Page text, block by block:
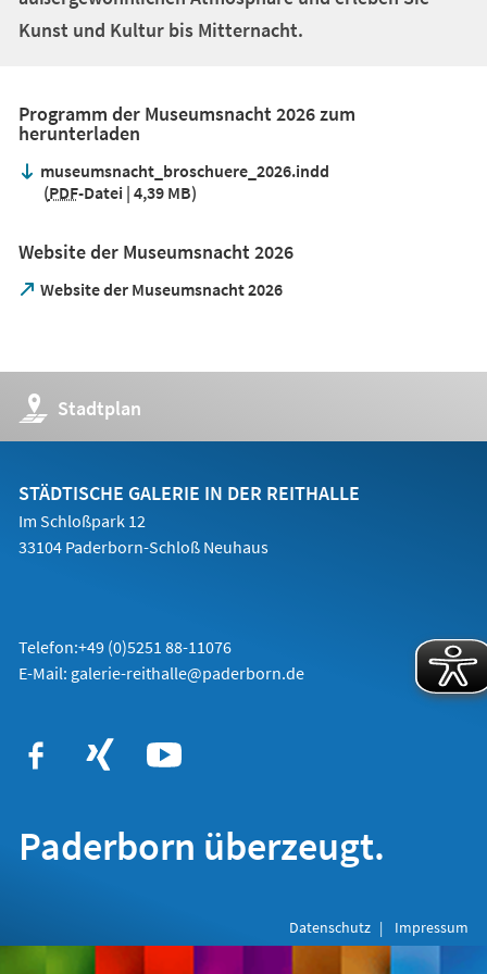
Kunst und Kultur bis Mitternacht.
Programm der Museumsnacht 2026 zum
herunterladen
museumsnacht_broschuere_2026.indd
PDF-Datei 4,39 MB
Website der Museumsnacht 2026
Website der Museumsnacht 2026
(Öffnet
Tab)
Stadtplan
(Öffnet
in
einem
Tab)
STÄDTISCHE GALERIE IN DER REITHALLE
Im Schloßpark 12
33104 Paderborn-Schloß Neuhaus
Telefon:+49 (0)5251 88-11076
E-Mail: galerie-reithalle@paderborn.de
Paderborn überzeugt.
Datenschutz Impressum